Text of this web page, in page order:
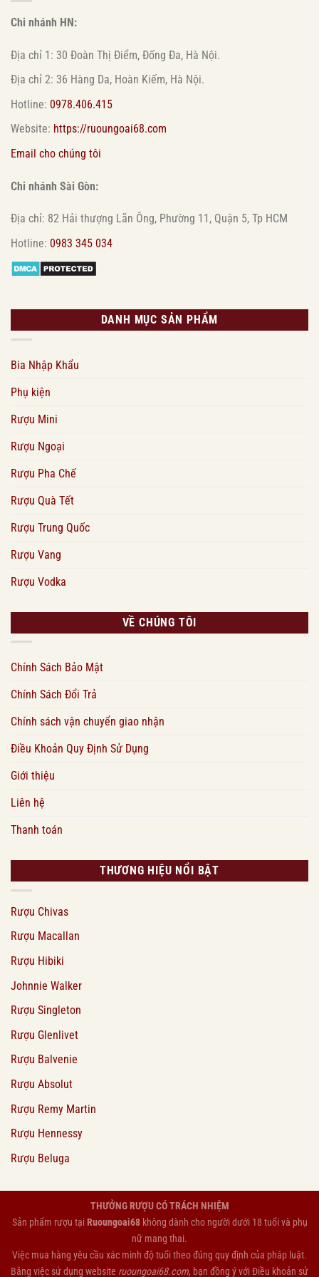
Chi nhánh HN:
Địa chỉ 1: 30 Đoàn Thị Điểm, Đống Đa, Hà Nội.
Địa chỉ 2: 36 Hàng Da, Hoàn Kiếm, Hà Nội.
Hotline: 0978.406.415
Website: https://ruoungoai68.com
Email cho chúng tôi
Chi nhánh Sài Gòn:
Địa chỉ: 82 Hải thượng Lãn Ông, Phường 11, Quận 5, Tp HCM
Hotline: 0983 345 034
DANH MỤC SẢN PHẨM
Bia Nhập Khẩu
Phụ kiện
Rượu Mini
Rượu Ngoại
Rượu Pha Chế
Rượu Quà Tết
Rượu Trung Quốc
Rượu Vang
Rượu Vodka
VỀ CHÚNG TÔI
Chính Sách Bảo Mật
Chính Sách Đổi Trả
Chính sách vận chuyển giao nhận
Điều Khoản Quy Định Sử Dụng
Giới thiệu
Liên hệ
Thanh toán
THƯƠNG HIỆU NỔI BẬT
Rượu Chivas
Rượu Macallan
Rượu Hibiki
Johnnie Walker
Rượu Singleton
Rượu Glenlivet
Rượu Balvenie
Rượu Absolut
Rượu Remy Martin
Rượu Hennessy
Rượu Beluga
THƯỞNG RƯỢU CÓ TRÁCH NHIỆM
Sản phẩm rượu tạiRuoungoai68không dành cho người dưới 18 tuổi và phụ
nữ mang thai.
Việc mua hàng yêu cầu xác minh độ tuổi theo đúng quy định của pháp luật.
Bằng việc sử dụng website ruoungoai68.com, bạn đồng ý vớiĐiều khoản sử